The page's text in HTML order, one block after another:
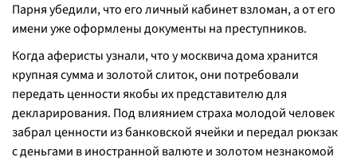
Парня убедили, что его личный кабинет взломан, а от его
имени уже оформлены документы на преступников.
Когда аферисты узнали, что у москвича дома хранится
крупная сумма и золотой слиток, они потребовали
передать ценности якобы их представителю для
декларирования. Под влиянием страха молодой человек
забрал ценности из банковской ячейки и передал рюкзак
с деньгами в иностранной валюте и золотом незнакомой